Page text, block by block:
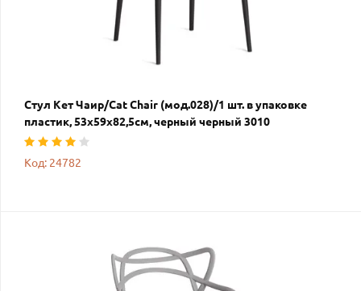
Стул Кет Чаир/Cat Chair (мод.028)/1 шт. в упаковке
пластик, 53х59х82,5см, черный черный 3010
Код: 24782